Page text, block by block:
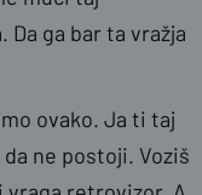
ga bar ta vražja
ovako. Ja ti taj
ne postoji. Voziš